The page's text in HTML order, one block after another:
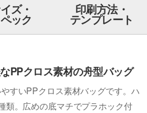
ズ・
ック
印刷方法・
テンプレート
PPクロス素材の舟型バッグ
すいPPクロス素材バッグです。ハ
類。広めの底マチでプラホック付